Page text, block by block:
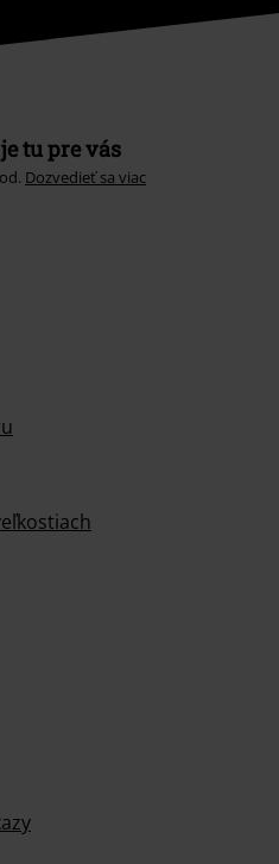
tu pre vás
Dozvedieť sa viac